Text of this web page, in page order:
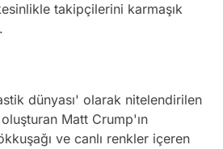
takipçilerini karmaşık
dünyası' olarak nitelendirilen
oluşturan Matt Crump'ın
ve canlı renkler içeren